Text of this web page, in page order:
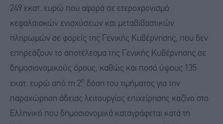
249 εκατ. ευρώ που αφορά σε ετεροχρονισμό
κεφαλαιακών ενισχύσεων και μεταβιβαστικών
πληρωμών σε φορείς της Γενικής Κυβέρνησης, που δεν
επηρεάζουν το αποτέλεσμα της Γενικής Κυβέρνησης σε
δημοσιονομικούς όρους, καθώς και ποσό ύψους 135
εκατ. ευρώ από τη 2η δόση του τιμήματος για την
παραχώρηση άδειας λειτουργίας επιχείρησης καζίνο στο
Ελληνικό που δημοσιονομικά καταγράφεται κατά τη